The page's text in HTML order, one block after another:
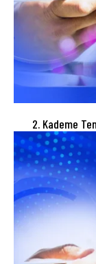
2. Kademe